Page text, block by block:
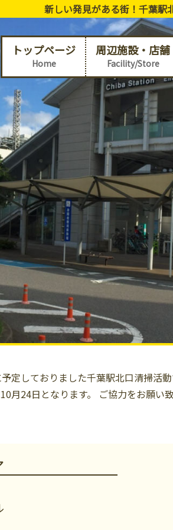
新しい発見がある街！千葉駅
トップページ
Home
周辺施設・店舗
Facility/Store
定しておりました千葉駅北口清掃活
月24日となります。 ご協力をお願い致